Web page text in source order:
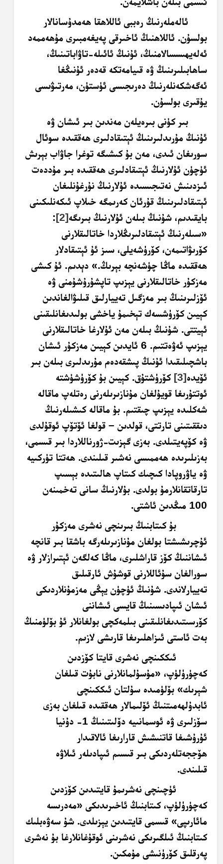
ئالەملەرنىڭ رەببى ئاللاھقا ھەمدۇسانالار
بولسۇن. ئاللاھنىڭ ئاخىرقى پەيغەمبىرى مۇھەممەد
ئەلەيھىسسالامنىڭ، ئۇنىڭ ئائىلە-تاۋاباتىنىڭ،
ساھابىلىرىنىڭ ۋە قىيامەتكە قەدەر ئۇنىڭغا
ئەگەشكەنلەرنىڭ دەرىجىسى ئۈستۈن، مەرتىۋىسى
يۇقىرى بولسۇن.
بىر كۈنى بىرەيلەن مەندىن بىر ئىشان ۋە
ئۇنىڭ مۇرىدلىرىنىڭ ئېتىقادلىرى ھەققىدە سوئال
سورىغان ئىدى، مەن بۇ كىشىگە توغرا جاۋاب بېرىش
ئۈچۈن ئۇلارنىڭ ئېتىقادلىرى ھەققىدە بىر مۇددەت
ئىزدىنىش نەتىجىسىدە ئۇلارنىڭ نۇرغۇنلىغان
ئېتىقادلىرىنىڭ قۇرئان كەرىمگە خىلاپ ئىكەنلىكىنى
بايقىدىم، شۇنىڭ بىلەن ئۇلارنىڭ بىرىگە[2]
:
«سىلەرنىڭ ئېتىقادلىرىڭلاردا خاتالىقلارنى
كۆرىۋاتىمەن، كۆرۈشەيلى، سىز ئۇ ئېتىقادلار
ھەققىدە ماڭا چۈشەنچە بېرىڭ.» دېدىم. ئۇ كىشى
مەزكۇر خاتالىقلارنى يېزىپ تاپشۇرۇشۇمنى ۋە
ئۆزلىرىنىڭ بىر مەزگىل تەييارلىق قىلىۋالغاندىن
كېيىن كۆرۈشسەك تېخىمۇ ياخشى بولىدىغانلىقىنى
ئېيتتى. شۇنىڭ بىلەن مەن ئۇلارغا خاتالىقلارنى
يېزىپ ئەۋەتتىم. 6 ئايدىن كېيىن مەزكۇر ئىشان
باشچىلىقىدا ئۇنىڭ پىشقەدەم مۇرىدلىرى بىلەن بىر
ئۆيدە[3] كۆرۈشتۇق. كېيىن بۇ كۆرۈشۈشتە
ئوتتۇرىغا قويۇلغان مۇنازىرىلەرنى رەتلەپ ماقالە
شەكلىدە يېزىپ چىقتىم. بۇ ماقالە كىشىلەرنىڭ
دىققىتىنى تارتتى، قولدىن – قولغا ئۆتۆپ ئوقۇلدى
ۋە كۆپەيتىلدى. بەزى گېزىت-ژورناللاردا بىر قىسمى،
بەزىلىرىدە ھەممىسى نەشىر قىلىندى. ھەتتا تۈركىيە
ۋە ياۋروپادا كىچىك كىتاپ ھالىتىدە بېسىپ
تارقاتقانلارمۇ بولدى. بۇلارنىڭ سانى تەخمىنەن
100 مىڭدىن ئاشتى.
بۇ كىتابنىڭ بىرىنچى نەشرى مەزكۇر
ئۇچرىشىشتا بولغان مۇنازىرىلەرگە باشقا بىر قانچە
ئىشاننىڭ كۆز قاراشلىرى، ماڭا كەلگەن ئېتىرازلار ۋە
سورالغان سۇئاللارنى قوشۇش ئارقىلىق
تەييارلاندى. شۇنىڭ ئۈچۈن يېڭى مەزمۇنلاردىكى
ئىشان ئىپادىسىنىڭ قايسى ئىشاننى
كۆرسىتىدىغانلىقىنى بىلمەكچى بولغانلار ئۇ بۆلۈمنىڭ
بەت ئاستى ئىزاھلىرىغا قارىشى لازىم.
ئىككىنچى نەشرى قايتا كۆزدىن
كەچۈرۈلۈپ، «مۇسۇلمانلارنى نابۇت قىلغان
شېرىك» بۆلۈمىدە سۇلتان ئىككىنچى
ئابدۇلھەمىتنىڭ ئۆلىمالار ھەققىدە قىلغان بەزى
سۆزلىرى ۋە ئوسمانىيە دۆلىتىنىڭ 1- دۇنيا
ئۇرۇشىغا قاتنىشىش قارارىغا ئالاقىدار
ھۆججەتلەردىكى بىر قىسىم ئىپادىلەر ئىلاۋە
قىلىندى.
ئۈچىنچى نەشرىمۇ قايتىدىن كۆزدىن
كەچۈرۈلۈپ، كىتابنىڭ ئاخىرىدىكى «مەدرىسە
مائارىپى» قىسمى قايتىدىن يېزىلدى. شۇ سەۋەبلىك
كىتابنىڭ ئىلگىرىكى نەشرىنى ئوقۇغانلارغا بۇ نەشرى
پەرقلىق كۆرۈنىشى مۇمكىن.